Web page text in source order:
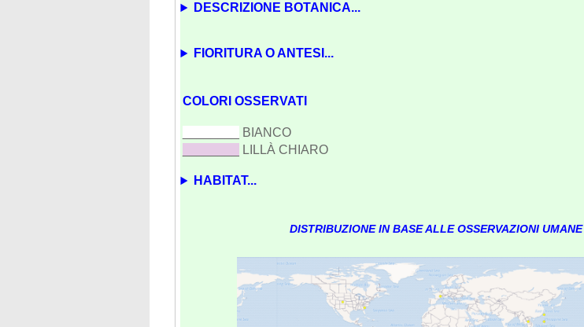
DESCRIZIONE BOTANICA...
FIORITURA O ANTESI...
COLORI OSSERVATI
BIANCO
LILLÀ CHIARO
HABITAT...
DISTRIBUZIONE IN BASE ALLE OSSERVAZIONI UMANE